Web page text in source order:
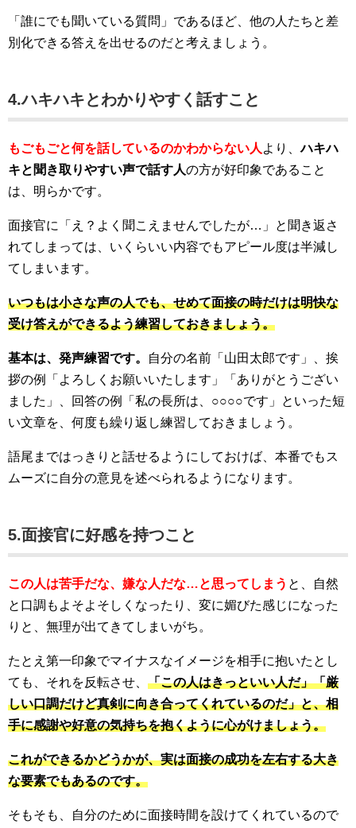
「誰にでも聞いている質問」であるほど、他の人たちと差
別化できる答えを出せるのだと考えましょう。
4.ハキハキとわかりやすく話すこと
もごもごと何を話しているのかわからない人 より、ハキハ
キと聞き取りやすい声で話す人の方が好印象であること
は、明らかです。
面接官に「え？よく聞こえませんでしたが…」と聞き返さ
れてしまっては、いくらいい内容でもアピール度は半減し
てしまいます。
いつもは小さな声の人でも、せめて面接の時だけは明快な
受け答えができるよう練習しておきましょう。
基本は、発声練習です。
自分の名前「山田太郎です」、挨
拶の例「よろしくお願いいたします」「ありがとうござい
ました」、回答の例「私の長所は、○○○○です」といった短
い文章を、何度も繰り返し練習しておきましょう。
語尾まではっきりと話せるようにしておけば、本番でもス
ムーズに自分の意見を述べられるようになります。
5.面接官に好感を持つこと
この人は苦手だな、嫌な人だな…と思ってしまう と、自然
と口調もよそよそしくなったり、変に媚びた感じになった
りと、無理が出てきてしまいがち。
たとえ第一印象でマイナスなイメージを相手に抱いたとし
ても、それを反転させ、 「この人はきっといい人だ」「厳
しい口調だけど真剣に向き合ってくれているのだ」と、相
手に感謝や好意の気持ちを抱くように心がけましょう。
これができるかどうかが、実は面接の成功を左右する大き
な要素でもあるのです。
そもそも、自分のために面接時間を設けてくれているので